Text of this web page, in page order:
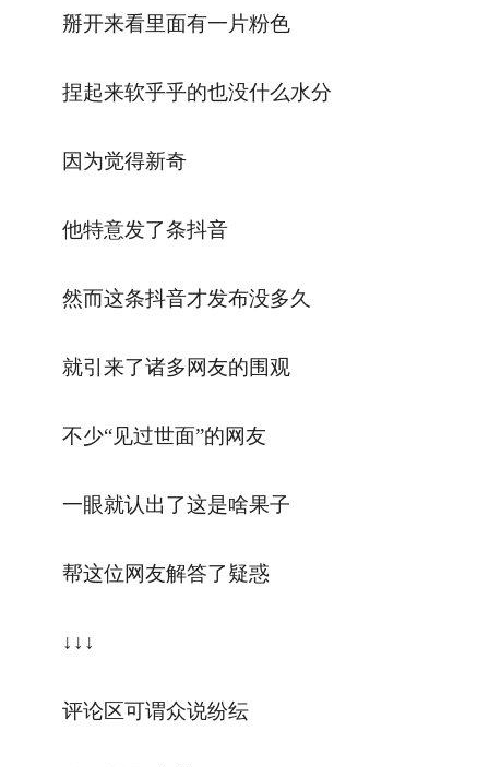
掰开来看里面有一片粉色
捏起来软乎乎的也没什么水分
因为觉得新奇
他特意发了条抖音
然而这条抖音才发布没多久
就引来了诸多网友的围观
不少“见过世面”的网友
一眼就认出了这是啥果子
帮这位网友解答了疑惑
↓↓↓
评论区可谓众说纷纭